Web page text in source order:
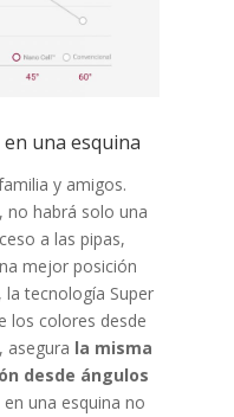
una esquina
y amigos.
no habrá solo una
a las pipas,
mejor posición
la tecnología Super
los colores desde
asegura la misma
desde ángulos
una esquina no